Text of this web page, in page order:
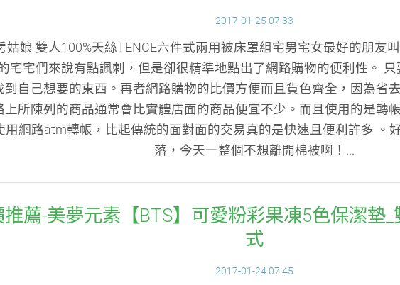
2017-01-25 07:33
姑娘 雙人100%天絲TENCE六件式兩用被床罩組宅男宅女最好的朋友
宅宅們來說有點諷刺，但是卻很精準地點出了網路購物的便利性。
到自己想要的東西。再者網路購物的比價方便而且貨色齊全，因為省
上所陳列的商品通常會比實體店面的商品便宜不少。而且使用的是轉
用網路atm轉帳，比起傳統的面對面的交易真的是快速且便利許多 。
落，今天一整個不想離開棉被啊！...
薦-美夢元素【BTS】可愛粉彩果凍5色保潔墊
式
2017-01-24 07:45